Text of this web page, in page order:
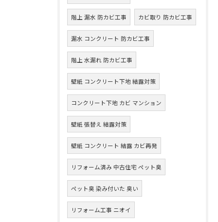
階上 漏水 防カビ工事 カビ取り 防カビ工事
漏水 コンクリート 防カビ工事
階上 水漏れ 防カビ工事
壁紙 コンクリート下地 結露対策
コンクリート下地 カビ マンション
壁紙 張替え 結露対策
壁紙 コンクリート 結露 カビ再発
リフォーム済み 中古住宅 ペット臭
ペット臭 染み付いた 臭い
リフォーム工事 ニオイ